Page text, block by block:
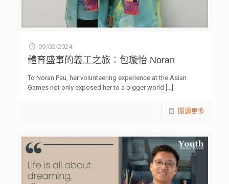
09/02/2024
體育盛事的義工之旅：包璇怡 Noran
To Noran Pau, her volunteering experience at the Asian
Games not only exposed her to a bigger world […]
閱讀更多